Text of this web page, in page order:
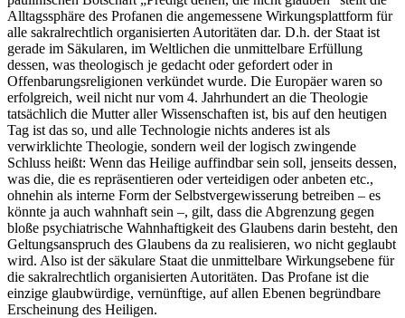
Alltagssphäre des Profanen die angemessene Wirkungsplattform für
alle sakralrechtlich organisierten Autoritäten dar. D.h. der Staat ist
gerade im Säkularen, im Weltlichen die unmittelbare Erfüllung
dessen, was theologisch je gedacht oder gefordert oder in
Offenbarungsreligionen verkündet wurde. Die Europäer waren so
erfolgreich, weil nicht nur vom 4. Jahrhundert an die Theologie
tatsächlich die Mutter aller Wissenschaften ist, bis auf den heutigen
Tag ist das so, und alle Technologie nichts anderes ist als
verwirklichte Theologie, sondern weil der logisch zwingende
Schluss heißt: Wenn das Heilige auffindbar sein soll, jenseits dessen,
was die, die es repräsentieren oder verteidigen oder anbeten etc.,
ohnehin als interne Form der Selbstvergewisserung betreiben – es
könnte ja auch wahnhaft sein –, gilt, dass die Abgrenzung gegen
bloße psychiatrische Wahnhaftigkeit des Glaubens darin besteht, den
Geltungsanspruch des Glaubens da zu realisieren, wo nicht geglaubt
wird. Also ist der säkulare Staat die unmittelbare Wirkungsebene für
die sakralrechtlich organisierten Autoritäten. Das Profane ist die
einzige glaubwürdige, vernünftige, auf allen Ebenen begründbare
Erscheinung des Heiligen.